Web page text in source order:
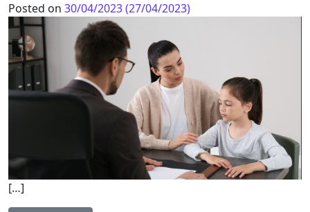
Posted on 30/04/2023(27/04/2023)
[…]